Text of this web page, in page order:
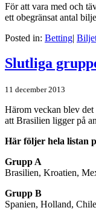
För att vara med och
ett obegränsat antal
Posted in: Betting|
Slutliga
11 december 2013
Härom veckan blev det
att Brasilien ligger på
Här följer hela listan
Grupp A
Brasilien, Kroatien,
Grupp B
Spanien, Holland,